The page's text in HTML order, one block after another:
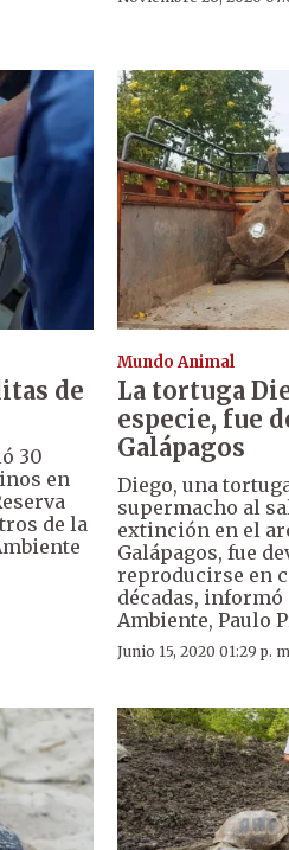
de
30
en
de la
Mundo Animal
La tortuga
especie, fue
Galápagos
Diego, una
supermacho al
extinción en el
Galápagos, fue
reproducirse en
décadas,
Ambiente, Paulo
Junio 15, 2020 01:29 p.